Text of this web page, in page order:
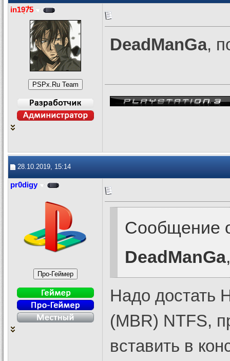
in1975
DeadManGa,
28.10.2019, 15:14
pr0digy
Сообщение
DeadManGa
Надо достать
(MBR) NTFS,
вставить в